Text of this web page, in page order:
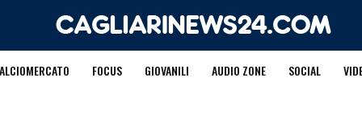
FOCUS GIOVANILI AUDIO ZONE SOCIAL